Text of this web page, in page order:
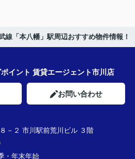
線「本八幡」駅周辺おすすめ物件情報！
イント 賃貸エージェント市川店
お問い合わせ
－２ 市川駅前荒川ビル ３階
・年末年始